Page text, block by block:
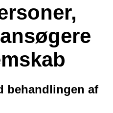
behandlingen af